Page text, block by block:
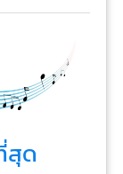
สุด